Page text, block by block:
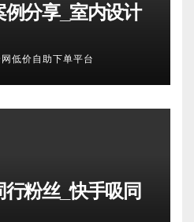
分享_室内设计
低价自助下单平台
粉丝_快手吸同